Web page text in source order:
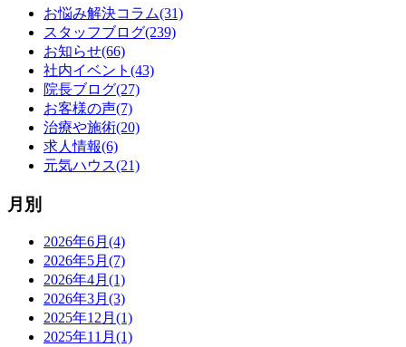
お悩み解決コラム(31)
スタッフブログ(239)
お知らせ(66)
社内イベント(43)
院長ブログ(27)
お客様の声(7)
治療や施術(20)
求人情報(6)
元気ハウス(21)
月別
2026年6月(4)
2026年5月(7)
2026年4月(1)
2026年3月(3)
2025年12月(1)
2025年11月(1)